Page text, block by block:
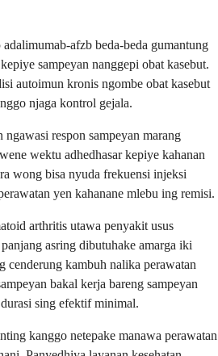
afzb beda-beda gumantung
sampeyan nanggepi obat kasebut.
autoimun kronis ngombe obat kasebut
njaga kontrol gejala.
respon sampeyan marang
wektu adhedhasar kepiye kahanan
wong bisa nyuda frekuensi injeksi
yen kahanane mlebu ing remisi.
arthritis utawa penyakit usus
asring dibutuhake amarga iki
cenderung kambuh nalika perawatan
bakal kerja bareng sampeyan
sing efektif minimal.
kanggo netepake manawa perawatan